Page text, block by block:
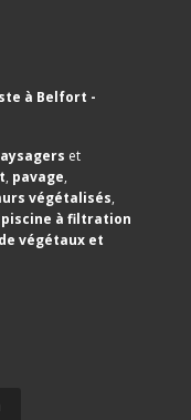
à Belfort -
et
, pavage,
végétalisés,
piscine à filtration
végétaux et